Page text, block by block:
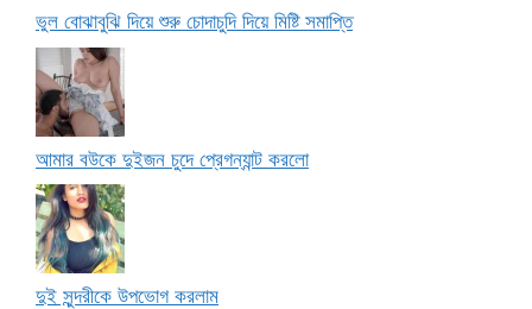
ভুল বোঝাবুঝি দিয়ে শুরু চোদাচুদি দিয়ে মিষ্টি সমাপ্তি
আমার বউকে দুইজন চুদে প্রেগন্যান্ট করলো
দুই সুন্দরীকে উপভোগ করলাম